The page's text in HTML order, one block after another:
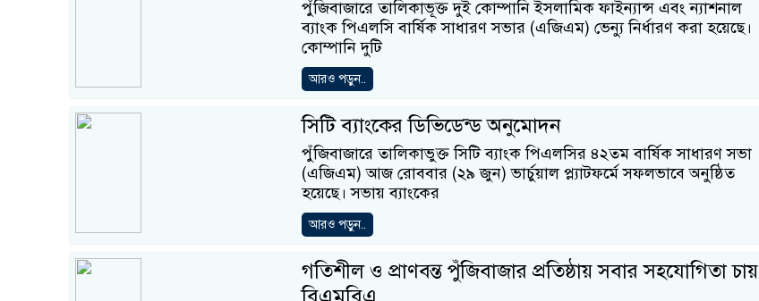
পুঁজিবাজারে তালিকাভূক্ত দুই কোম্পানি ইসলামিক ফাইন্যান্স এবং ন্যাশনাল
ব্যাংক পিএলসি বার্ষিক সাধারণ সভার (এজিএম) ভেন্যু নির্ধারণ করা হয়েছে।
কোম্পানি দুটি
আরও পড়ুন..
সিটি ব্যাংকের ডিভিডেন্ড অনুমোদন
পুঁজিবাজারে তালিকাভুক্ত সিটি ব্যাংক পিএলসির ৪২তম বার্ষিক সাধারণ সভা
(এজিএম) আজ রোববার (২৯ জুন) ভার্চুয়াল প্ল্যাটফর্মে সফলভাবে অনুষ্ঠিত
হয়েছে। সভায় ব্যাংকের
আরও পড়ুন..
গতিশীল ও প্রাণবন্ত পুঁজিবাজার প্রতিষ্ঠায় সবার সহযোগিতা চায়